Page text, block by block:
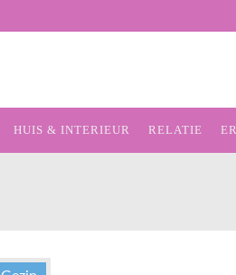
HUIS & INTERIEUR RELATIE